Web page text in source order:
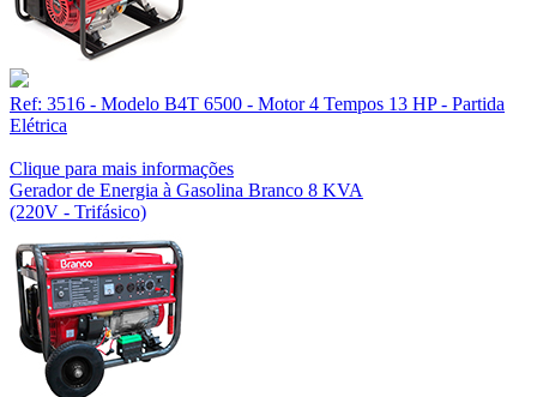
Ref: 3516 - Modelo B4T 6500 - Motor 4 Tempos 13 HP - Partida
Elétrica
Clique para mais informações
Gerador de Energia à Gasolina Branco 8 KVA
(220V - Trifásico)